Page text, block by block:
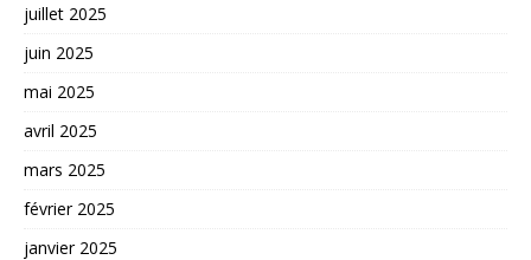
juillet 2025
juin 2025
mai 2025
avril 2025
mars 2025
février 2025
janvier 2025